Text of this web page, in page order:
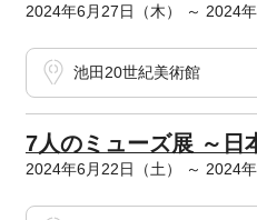
2024年6月27日（木） ～ 2024年
池田20世紀美術館
7人のミューズ展 ～日
2024年6月22日（土） ～ 2024年